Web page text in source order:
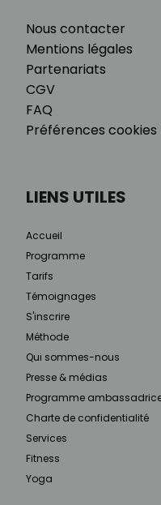
Nous contacter
Mentions légales
Partenariats
CGV
FAQ
Préférences cookies
LIENS UTILES
Accueil
Programme
Tarifs
Témoignages
S'inscrire
Méthode
Qui sommes-nous
Presse & médias
Programme
Charte de confidentialité
Services
Fitness
Yoga